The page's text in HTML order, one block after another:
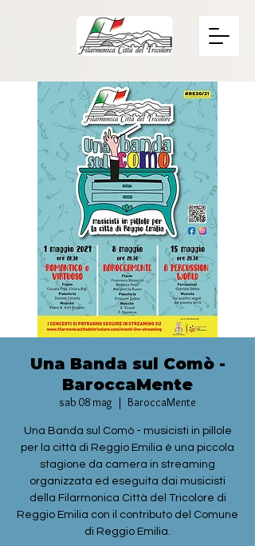
Una Banda sul Comò -
BaroccaMente
sab 08 mag
  |
BaroccaMente
Una Banda sul Comò - musicisti in pillole
per la città di Reggio Emilia è una piccola
stagione da camera in streaming
organizzata ed eseguita dai musicisti
della Filarmonica Città del Tricolore di
Reggio Emilia con il contributo del Comune
di Reggio Emilia.